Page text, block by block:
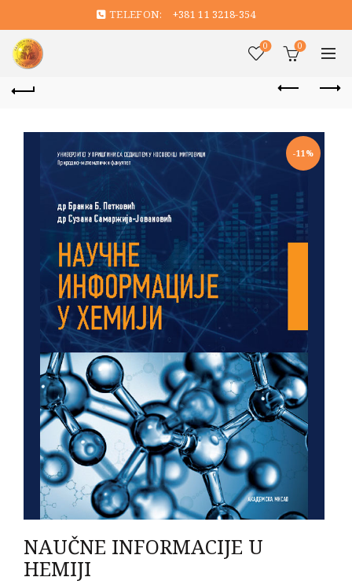
TELEFON: +381 11 3218-354
0 0
-11%
NAUČNE INFORMACIJE U
HEMIJI